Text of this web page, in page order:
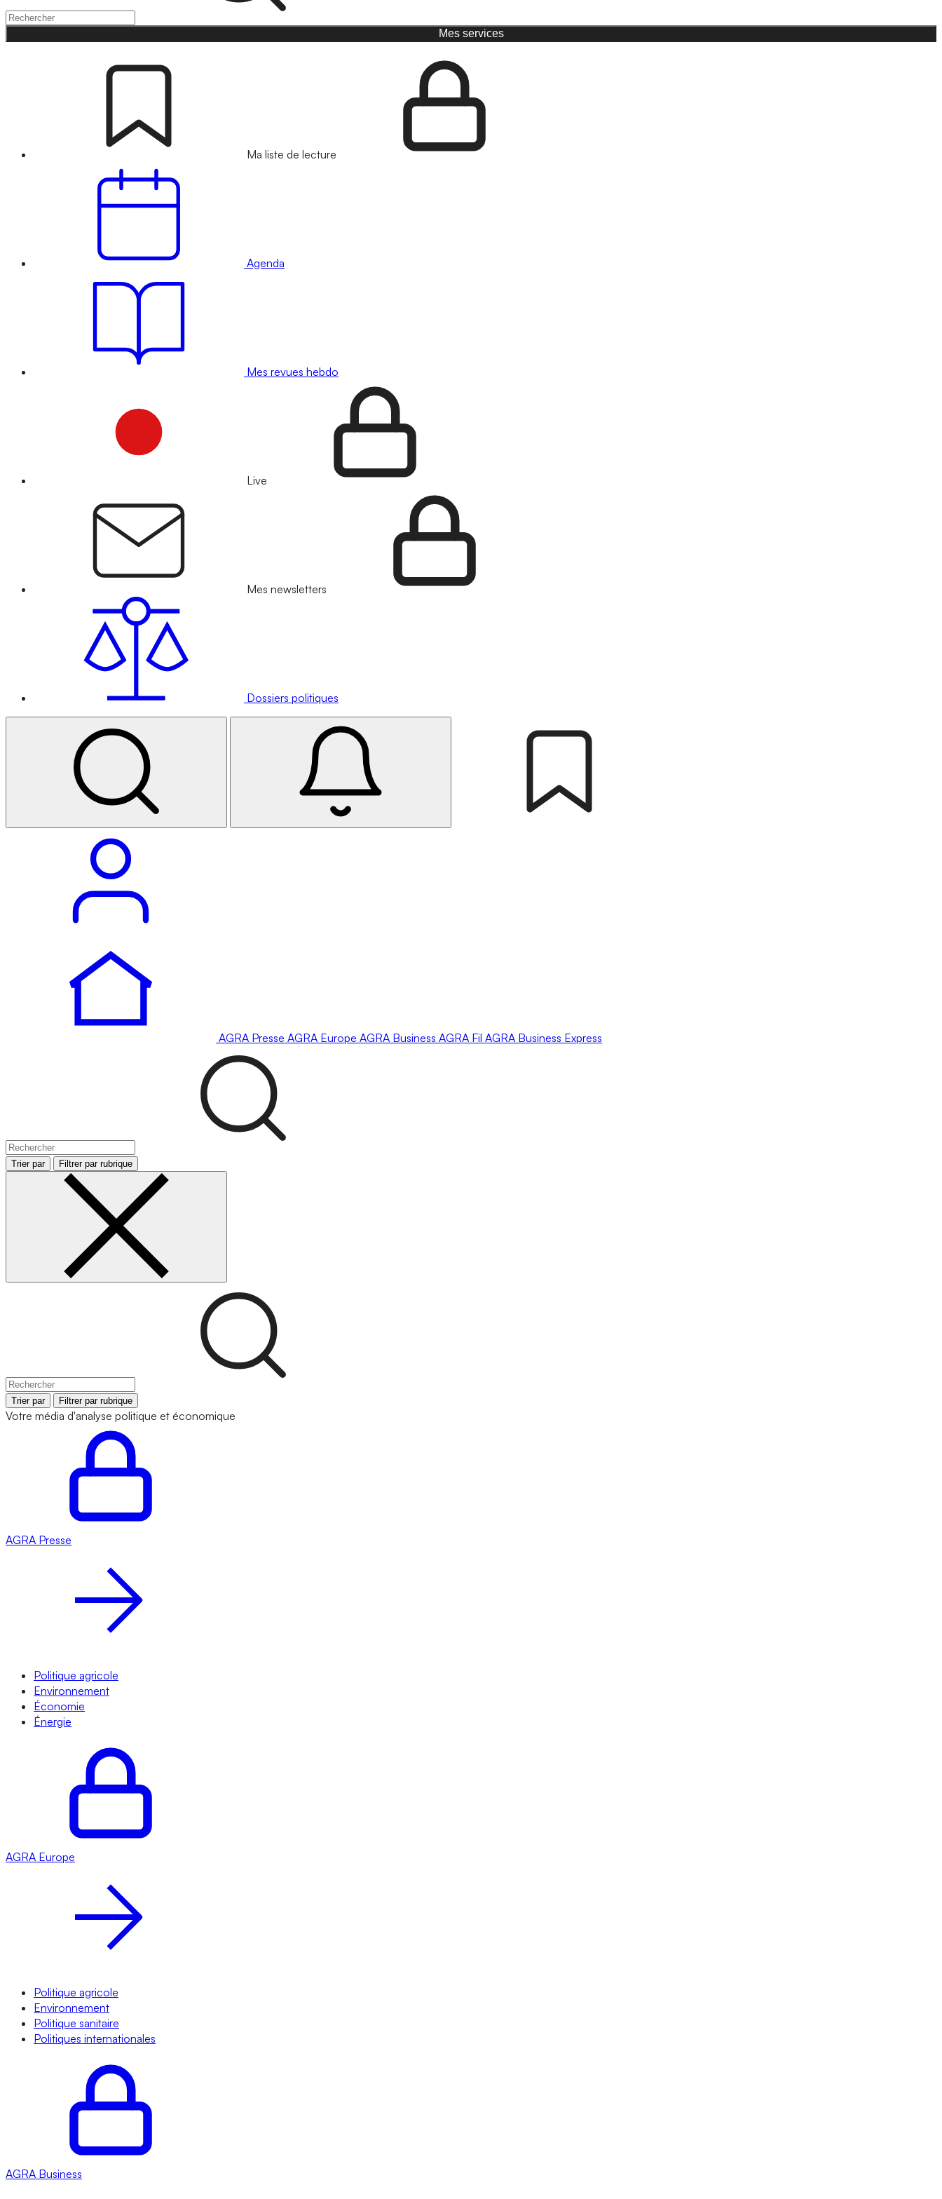
Mes services
Ma liste de lecture
Agenda
Mes revues hebdo
Live
Mes newsletters
Dossiers politiques
AGRA Presse AGRA Europe AGRA Business AGRA Fil AGRA Business Express
Trier par Filtrer par rubrique
Trier par Filtrer par rubrique
Votre média d'analyse politique et économique
AGRA Presse
Politique agricole
Environnement
Économie
Énergie
AGRA Europe
Politique agricole
Environnement
Politique sanitaire
Politiques internationales
AGRA Business